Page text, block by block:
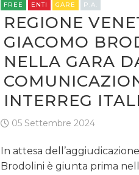
PREVISIONI/SCENARI
NORMATIVE
TREND
CASE HISTORY
OPINIONI
FREE ENTI GARE P.A.
REGIONE
GIACOMO
NELLA GARA
INTERREG
05 Settembre 2024
In attesa
Brodolini è giunta prima